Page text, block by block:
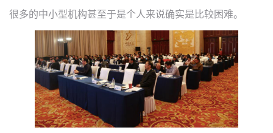
很多的中小型机构甚至于是个人来说确实是比较困难。